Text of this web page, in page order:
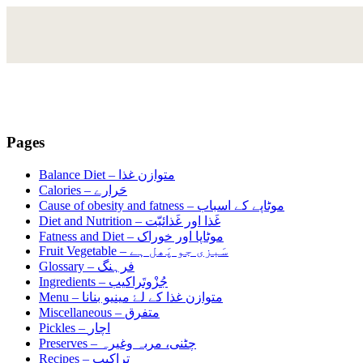
Pages
Balance Diet – متوازن غذا
Calories – حَرارے
Cause of obesity and fatness – موٹاپے کے اسباب
Diet and Nutrition – غَذا اور غَذائیّت
Fatness and Diet – موٹاپا اور خوراک
Fruit Vegetable – سَبزی جو پَھل ہے
Glossary – فرہنگ
Ingredients – جُزْوتَراکیب
Menu – متوازن غذا کے لۓ مینیو بنانا
Miscellaneous – متفرق
Pickles – اچار
Preserves –
چٹنی، مربہ وغیرہ
Recipes – تراکیب